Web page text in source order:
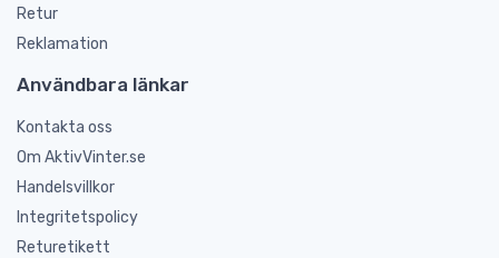
Retur
Reklamation
Användbara länkar
Kontakta oss
Om AktivVinter.se
Handelsvillkor
Integritetspolicy
Returetikett